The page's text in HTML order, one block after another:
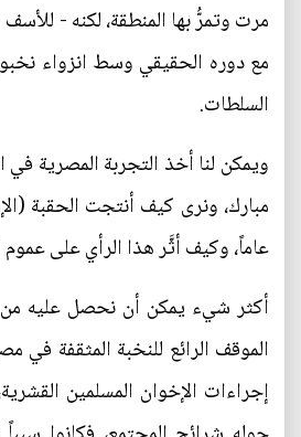
مرت وتمرُّ بها المنطقة، لكنه -
مع دوره الحقيقي وسط انزواء
السلطات.
ويمكن لنا أخذ التجربة المصرية
مبارك، ونرى كيف أنتجت الحقبة
عاماً، وكيف أثَّر هذا الرأي على
أكثر شيء يمكن أن نحصل عليه من
الموقف الرائع للنخبة المثقفة في
إجراءات الإخوان المسلمين